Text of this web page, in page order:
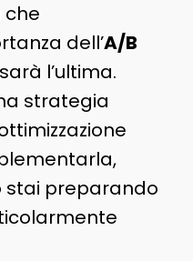
che
dell’A/B
l’ultima.
strategia
preparando